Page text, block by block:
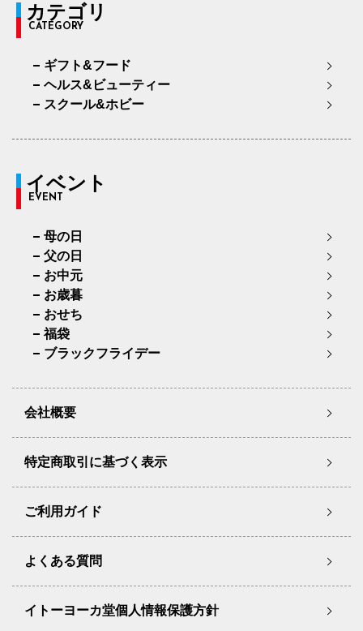
カテゴリ
CATEGORY
ギフト&フード
ヘルス&ビューティー
スクール&ホビー
イベント
EVENT
母の日
父の日
お中元
お歳暮
おせち
福袋
ブラックフライデー
会社概要
特定商取引に基づく表示
ご利用ガイド
よくある質問
イトーヨーカ堂個人情報保護方針